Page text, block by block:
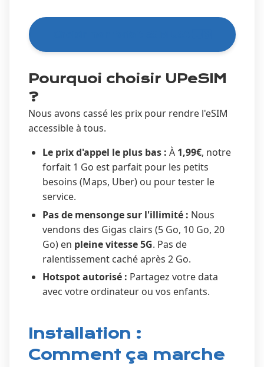
Pourquoi choisir UPeSIM
?
Nous avons cassé les prix pour rendre l'eSIM
accessible à tous.
Le prix d'appel le plus bas : À 1,99€, notre
forfait 1 Go est parfait pour les petits
besoins (Maps, Uber) ou pour tester le
service.
Pas de mensonge sur l'illimité : Nous
vendons des Gigas clairs (5 Go, 10 Go, 20
Go) en pleine vitesse 5G. Pas de
ralentissement caché après 2 Go.
Hotspot autorisé : Partagez votre data
avec votre ordinateur ou vos enfants.
Installation :
Comment ça marche